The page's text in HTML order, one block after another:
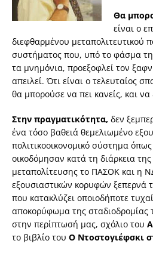
Θα
είναι o
διεφθαρμένου μεταπολιτευτικού
συστήματος που, υπό το φάσμα
τα μνημόνια, προεξοφλεί τον
απειλεί. Ότι είναι ο τελευταίος
θα μπορούσε να πει κανείς, και να
Στην πραγματικότητα, δεν
ένα τόσο βαθειά θεμελιωμένο
πολιτικοοικονομικό σύστημα
οικοδόμησαν κατά τη διάρκεια
μεταπολίτευσης το ΠΑΣΟΚ και η
εξουσιαστικών κορυφών ξεπερνά
που κατακλύζει οποιοδήποτε
αποκορύφωμα της σταδιοδρομίας
στην περίπτωσή μας, σχόλιο του
το βιβλίο του Ο Ντοστογιέφσκι